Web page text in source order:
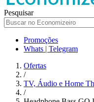
Pesquisar
Promoções
Whats | Telegram
Ofertas
/
TV, Áudio e Home
/